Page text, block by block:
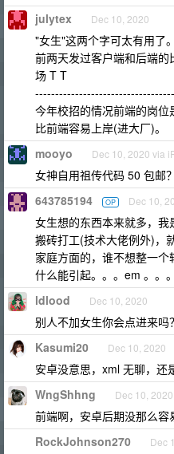
julytex Dec 10, 2020
"女生"这两个字可太有用了。
前两天发过客户端和后端
场 T T
今年校招的情况前端的岗
比前端容易上岸(进大厂)。
mooyo Dec 10, 2020 via
女神自用祖传代码 50 包邮？
643785194 OP Dec 10,
女生想的东西本来就多，
搬砖打工(技术大佬例外)，
家庭方面的，谁不想整一
什么能引起。。。em 。。
ldlood Dec 10, 2020
别人不加女生你会点进来吗？
Kasumi20 Dec 10, 2020
安卓没意思，xml 无聊，还
WngShhng Dec 10, 2020
前端啊，安卓后期没那么容
RockJohnson270 Dec